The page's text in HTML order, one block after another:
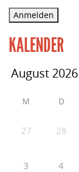
Anmelden
KALENDER
M D
27 28
3 4